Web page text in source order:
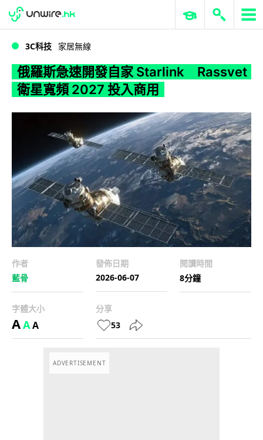
WWDC 2026 ERP 與商業 AI
3C科技 家居無線
俄羅斯急速開發自家 Starlink Rassvet
衛星寬頻 2027 投入商用
作者
藍骨
發佈日期
2026-06-07
閱讀時間
8分鐘
字體大小
AAA
分享
53
ADVERTISEMENT